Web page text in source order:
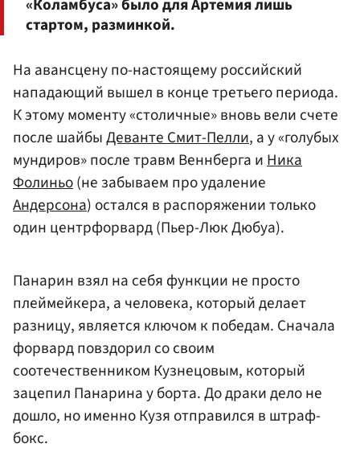
«Коламбуса» было для Артемия лишь
стартом, разминкой.
На авансцену по-настоящему российский
нападающий вышел в конце третьего периода.
К этому моменту «столичные» вновь вели счете
после шайбыДеванте Смит-Пелли, а у «голубых
мундиров» после травм Веннберга иНика
Фолиньо(не забываем про удаление
Андерсона) остался в распоряжении только
один центрфорвард (Пьер-Люк Дюбуа).
Панарин взял на себя функции не просто
плеймейкера, а человека, который делает
разницу, является ключом к победам. Сначала
форвард повздорил со своим
соотечественником Кузнецовым, который
зацепил Панарина у борта. До драки дело не
дошло, но именно Кузя отправился в штраф-
бокс.